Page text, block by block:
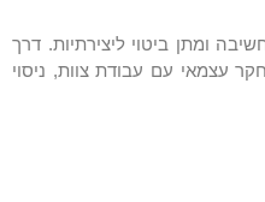
ומתן ביטוי ליצירתיות. דרך
עצמאי עם עבודת צוות, ניסוי